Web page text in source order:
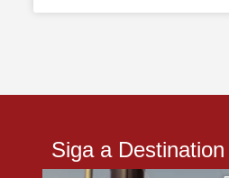
Siga a